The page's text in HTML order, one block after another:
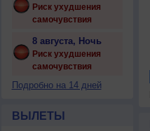
Риск ухудшения
самочувствия
8 августа, Ночь
Риск ухудшения
самочувствия
Подробно на 14 дней
ВЫЛЕТЫ